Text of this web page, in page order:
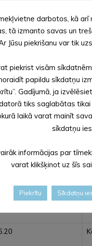
darbotos, kā
tā izmanto savas un
Jūsu piekrišanu var tik
piekrist visām
papildu sīkdatņu
Gadījumā, ja
tiks saglabātas tikai
laikā varat mainīt
sīkdatņu
informācijas par
varat klikšķinot uz šīs
Piekrītu Sīkdatņu